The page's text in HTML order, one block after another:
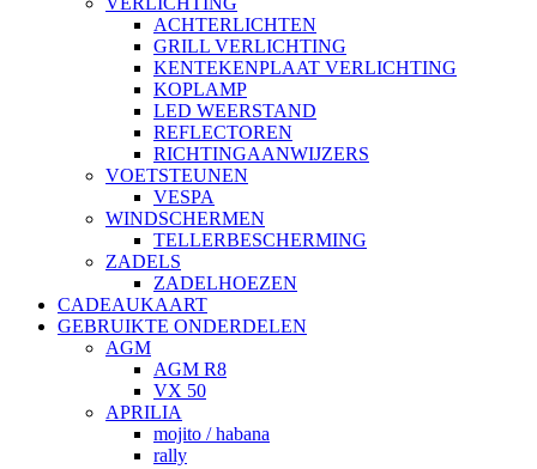
ACHTERLICHTEN
GRILL VERLICHTING
KENTEKENPLAAT VERLICHTING
KOPLAMP
LED WEERSTAND
REFLECTOREN
RICHTINGAANWIJZERS
VOETSTEUNEN
VESPA
WINDSCHERMEN
TELLERBESCHERMING
ZADELS
ZADELHOEZEN
CADEAUKAART
GEBRUIKTE ONDERDELEN
AGM
AGM R8
VX 50
APRILIA
mojito / habana
rally